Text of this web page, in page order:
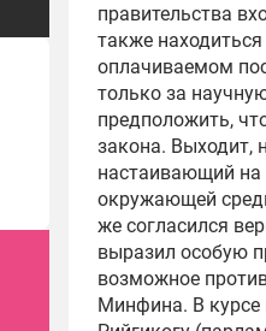
правительства
также
оплачиваемом
только за
предположить,
закона. Выходит,
настаивающий на
окружающей
же согласился
выразил особую
возможное
Минфина. В курсе